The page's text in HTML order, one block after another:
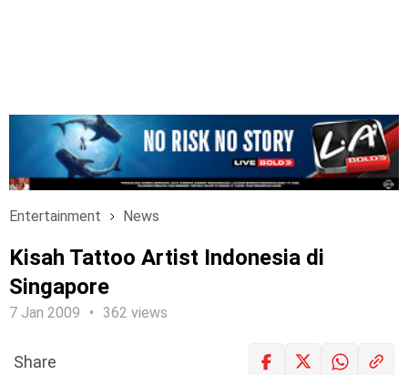
Entertainment News
Kisah Tattoo Artist Indonesia di
Singapore
7 Jan 2009 362 views
Share